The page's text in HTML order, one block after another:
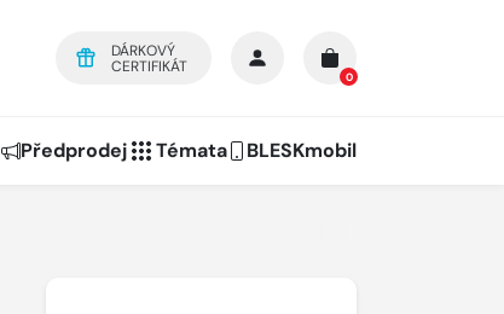
DÁRKOVÝ
CERTIFIKÁT
0
Předprodej Témata BLESKmobil